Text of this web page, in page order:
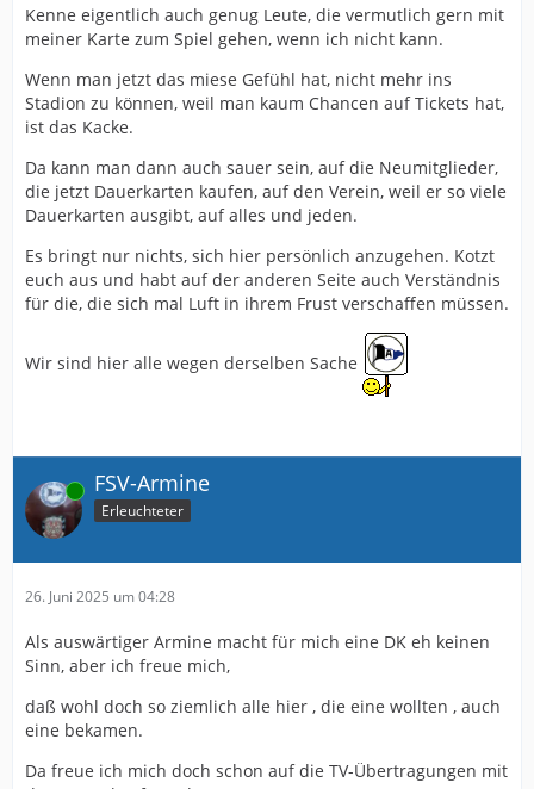
Kenne eigentlich auch genug Leute, die vermutlich gern mit
meiner Karte zum Spiel gehen, wenn ich nicht kann.
Wenn man jetzt das miese Gefühl hat, nicht mehr ins
Stadion zu können, weil man kaum Chancen auf Tickets hat,
ist das Kacke.
Da kann man dann auch sauer sein, auf die Neumitglieder,
die jetzt Dauerkarten kaufen, auf den Verein, weil er so viele
Dauerkarten ausgibt, auf alles und jeden.
Es bringt nur nichts, sich hier persönlich anzugehen. Kotzt
euch aus und habt auf der anderen Seite auch Verständnis
für die, die sich mal Luft in ihrem Frust verschaffen müssen.
Wir sind hier alle wegen derselben Sache
Online FSV-Armine
Erleuchteter
26. Juni 2025 um 04:28
Als auswärtiger Armine macht für mich eine DK eh keinen
Sinn, aber ich freue mich,
daß wohl doch so ziemlich alle hier , die eine wollten , auch
eine bekamen.
Da freue ich mich doch schon auf die TV-Übertragungen mit